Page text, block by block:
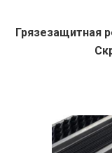
Грязезащитная